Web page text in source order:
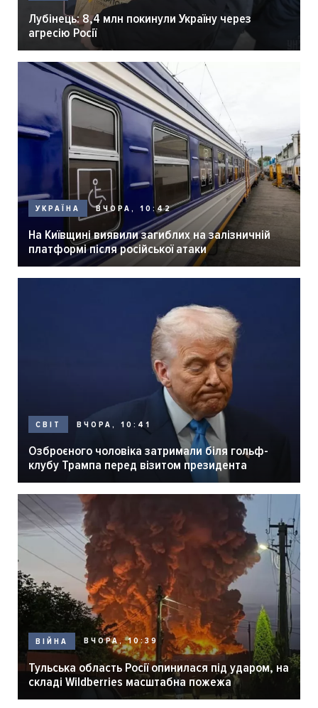
Лубінець: 8,4 млн покинули Україну через
агресію Росії
УКРАЇНА ВЧОРА, 10:42
На Київщині виявили загиблих на залізничній
платформі після російської атаки
СВІТ ВЧОРА, 10:41
Озброєного чоловіка затримали біля гольф-
клубу Трампа перед візитом президента
ВІЙНА ВЧОРА, 10:39
Тульська область Росії опинилася під ударом, на
складі Wildberries масштабна пожежа